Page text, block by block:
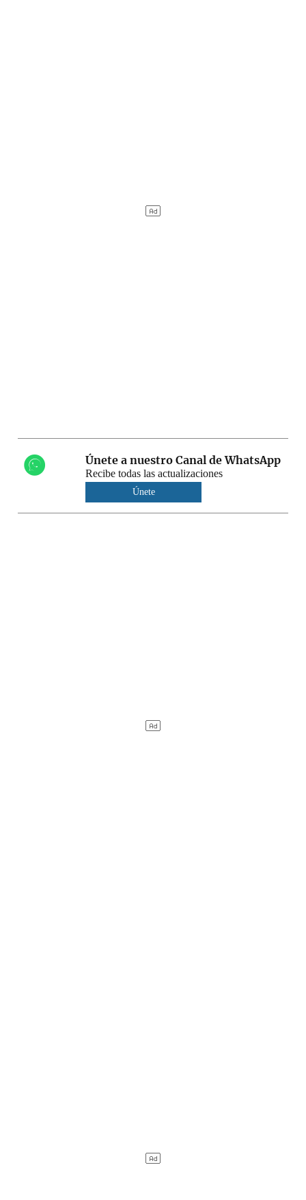
Únete a nuestro Canal de WhatsApp
Recibe todas las actualizaciones
Únete